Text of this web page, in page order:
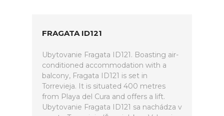
FRAGATA ID121
Ubytovanie Fragata ID121. Boasting air-
conditioned accommodation with a
balcony, Fragata ID121 is set in
Torrevieja. It is situated 400 metres
from Playa del Cura and offers a lift.
Ubytovanie Fragata ID121 sa nachádza v